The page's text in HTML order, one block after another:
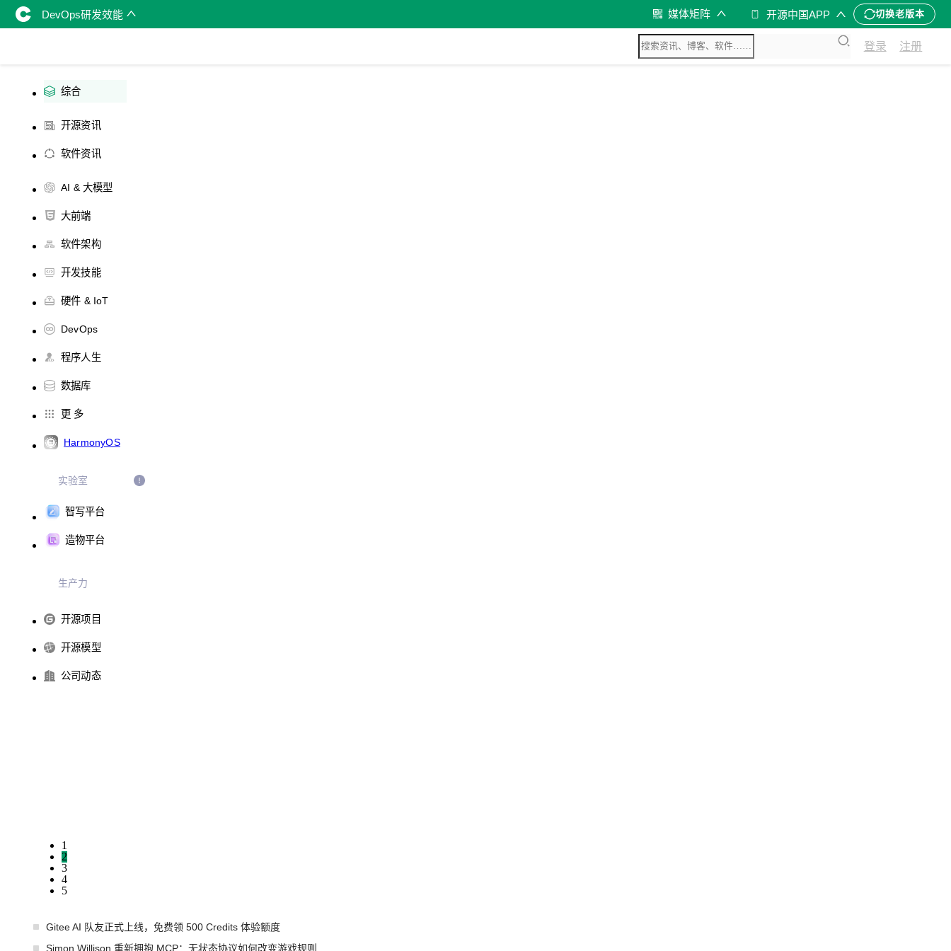
DevOps研发效能 媒体矩阵 开源中国APP 切换老版本
登录 注册
综合
开源资讯
软件资讯
AI & 大模型
大前端
软件架构
开发技能
硬件 & IoT
DevOps
程序人生
数据库
更 多
HarmonyOS
实验室
智写平台
造物平台
生产力
开源项目
开源模型
公司动态
1
2
3
4
5
Gitee AI 队友正式上线，免费领 500 Credits 体验额度
Simon Willison 重新拥抱 MCP：无状态协议如何改变游戏规则